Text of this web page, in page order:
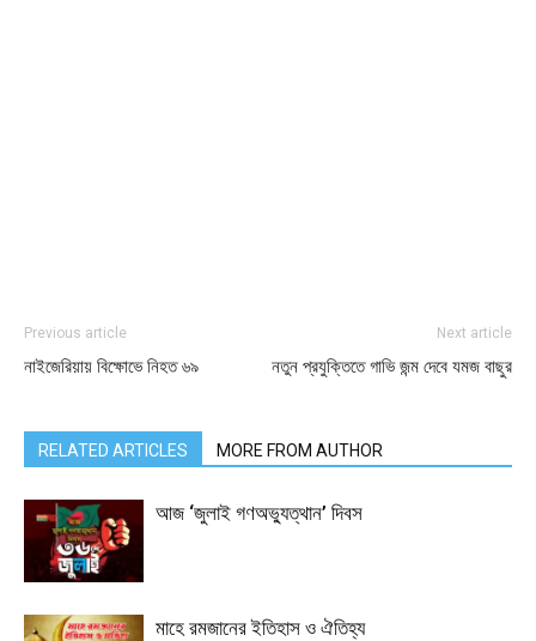
Previous article
নাইজেরিয়ায় বিক্ষোভে নিহত ৬৯
Next article
নতুন প্রযুক্তিতে গাভি জন্ম দেবে যমজ বাছুর
RELATED ARTICLES MORE FROM AUTHOR
আজ ‘জুলাই গণঅভ্যুত্থান’ দিবস
মাহে রমজানের ইতিহাস ও ঐতিহ্য